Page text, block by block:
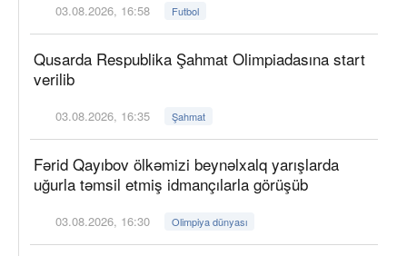
03.08.2026, 16:58 Futbol
Qusarda Respublika Şahmat Olimpiadasına start
verilib
03.08.2026, 16:35 Şahmat
Fərid Qayıbov ölkəmizi beynəlxalq yarışlarda
uğurla təmsil etmiş idmançılarla görüşüb
03.08.2026, 16:30 Olimpiya dünyası